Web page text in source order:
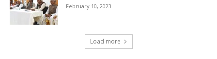
February 10, 2023
Load more